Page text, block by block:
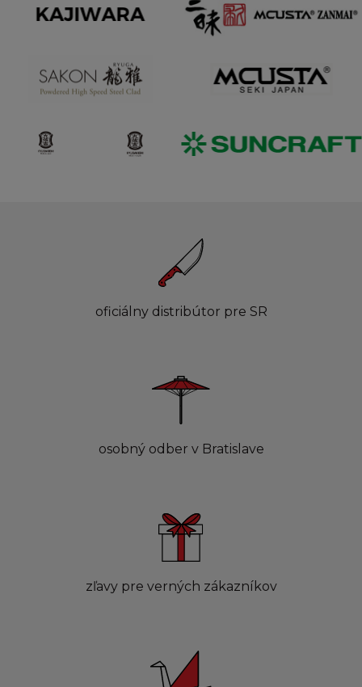
oficiálny distribútor pre SR
osobný odber v Bratislave
zľavy pre verných zákazníkov